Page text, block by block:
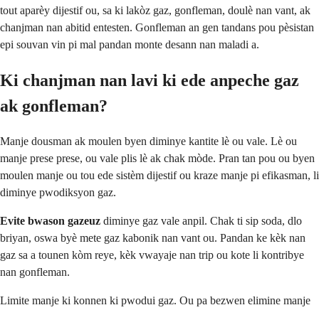
tout aparèy dijestif ou, sa ki lakòz gaz, gonfleman, doulè nan vant, ak
chanjman nan abitid entesten. Gonfleman an gen tandans pou pèsistan
epi souvan vin pi mal pandan monte desann nan maladi a.
Ki chanjman nan lavi ki ede anpeche gaz
ak gonfleman?
Manje dousman ak moulen byen diminye kantite lè ou vale. Lè ou
manje prese prese, ou vale plis lè ak chak mòde. Pran tan pou ou byen
moulen manje ou tou ede sistèm dijestif ou kraze manje pi efikasman, li
diminye pwodiksyon gaz.
Evite bwason gazeuz diminye gaz vale anpil. Chak ti sip soda, dlo
briyan, oswa byè mete gaz kabonik nan vant ou. Pandan ke kèk nan
gaz sa a tounen kòm reye, kèk vwayaje nan trip ou kote li kontribye
nan gonfleman.
Limite manje ki konnen ki pwodui gaz. Ou pa bezwen elimine manje